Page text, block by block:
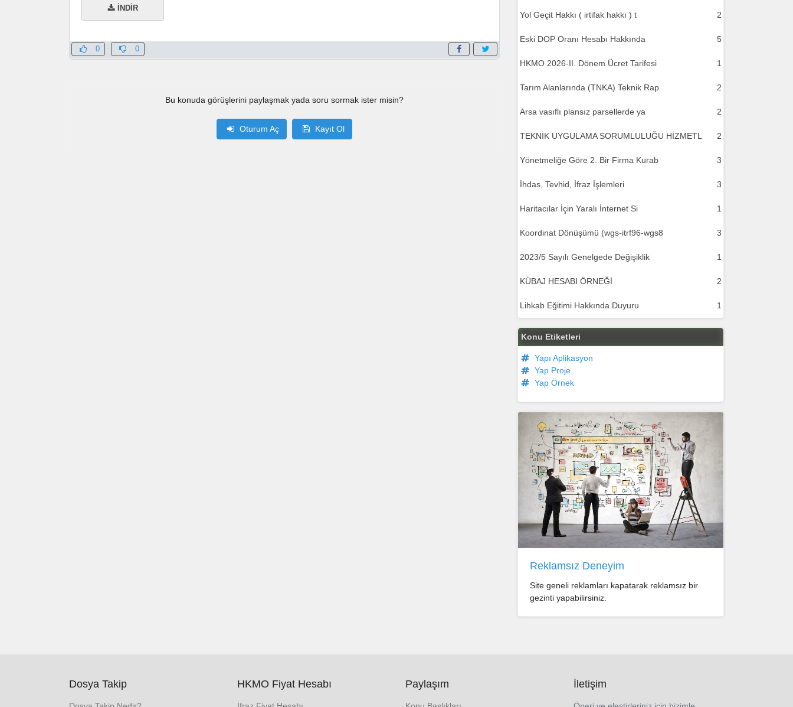
İNDİR
0 0
Bu konuda görüşlerini paylaşmak yada soru sormak ister misin?
Oturum Aç Kayıt Ol
Yol Geçit Hakkı ( irtifak hakkı ) t 2
Eski DOP Oranı Hesabı Hakkında 5
HKMO 2026-II. Dönem Ücret Tarifesi 1
Tarım Alanlarında (TNKA) Teknik Rap 2
Arsa vasıflı plansız parsellerde ya 2
TEKNİK UYGULAMA SORUMLULUĞU HİZMETL 2
Yönetmeliğe Göre 2. Bir Firma Kurab 3
İhdas, Tevhid, İfraz İşlemleri 3
Haritacılar İçin Yaralı İnternet Si 1
Koordinat Dönüşümü (wgs-itrf96-wgs8 3
2023/5 Sayılı Genelgede Değişiklik 1
KÜBAJ HESABI ÖRNEĞİ 2
Lihkab Eğitimi Hakkında Duyuru 1
Konu Etiketleri
Yapı Aplikasyon
Yap Proje
Yap Örnek
Reklamsız Deneyim
Site geneli reklamları kapatarak reklamsız bir
gezinti yapabilirsiniz.
Dosya Takip HKMO Fiyat Hesabı Paylaşım İletişim